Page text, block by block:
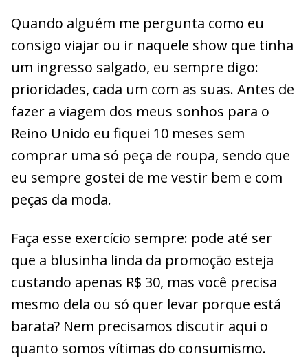
Quando alguém me pergunta como eu
consigo viajar ou ir naquele show que tinha
um ingresso salgado, eu sempre digo:
prioridades, cada um com as suas. Antes de
fazer a viagem dos meus sonhos para o
Reino Unido eu fiquei 10 meses sem
comprar uma só peça de roupa, sendo que
eu sempre gostei de me vestir bem e com
peças da moda.
Faça esse exercício sempre: pode até ser
que a blusinha linda da promoção esteja
custando apenas R$ 30, mas você precisa
mesmo dela ou só quer levar porque está
barata? Nem precisamos discutir aqui o
quanto somos vítimas do consumismo.